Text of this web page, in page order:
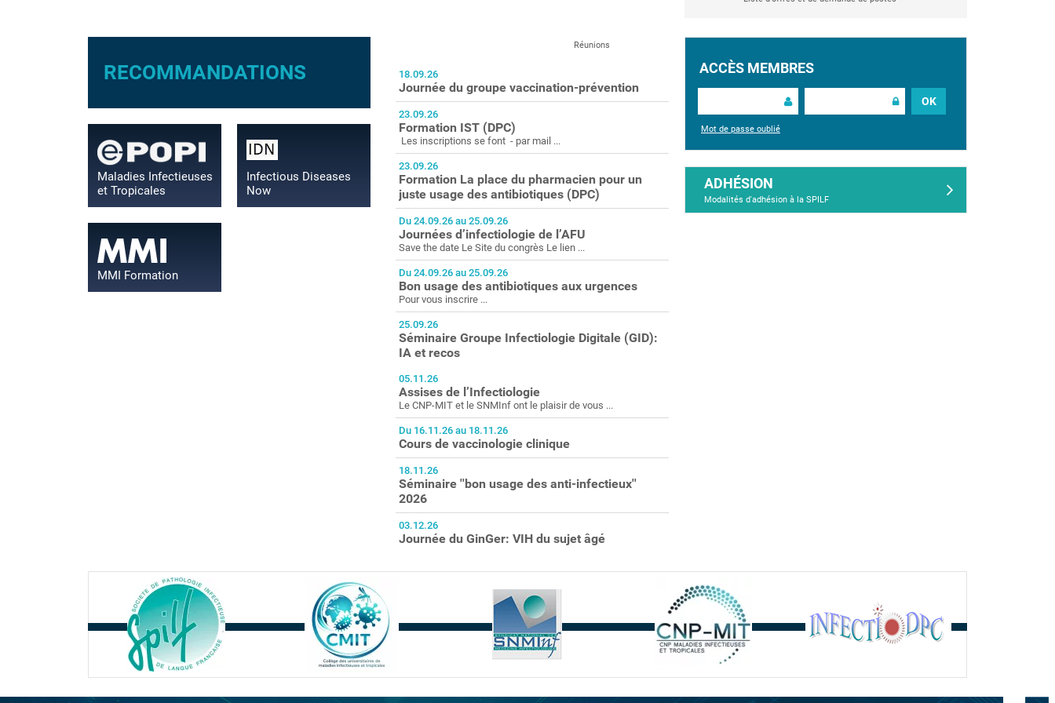
RECOMMANDATIONS
Maladies Infectieuses
et Tropicales
Infectious Diseases
Now
MMI Formation
Réunions
18.09.26
Journée du groupe vaccination-prévention
23.09.26
Formation IST (DPC)
Les inscriptions se font - par mail ...
23.09.26
Formation La place du pharmacien pour un
juste usage des antibiotiques (DPC)
Du 24.09.26 au 25.09.26
Journées d’infectiologie de l’AFU
Save the date Le Site du congrès Le lien ...
Du 24.09.26 au 25.09.26
Bon usage des antibiotiques aux urgences
Pour vous inscrire ...
25.09.26
Séminaire Groupe Infectiologie Digitale (GID):
IA et recos
05.11.26
Assises de l’Infectiologie
Le CNP-MIT et le SNMInf ont le plaisir de vous ...
Du 16.11.26 au 18.11.26
Cours de vaccinologie clinique
18.11.26
Séminaire ''bon usage des anti-infectieux''
2026
03.12.26
Journée du GinGer: VIH du sujet âgé
ACCÈS MEMBRES
OK
Mot de passe oublié
ADHÉSION
Modalités d'adhésion à la SPILF